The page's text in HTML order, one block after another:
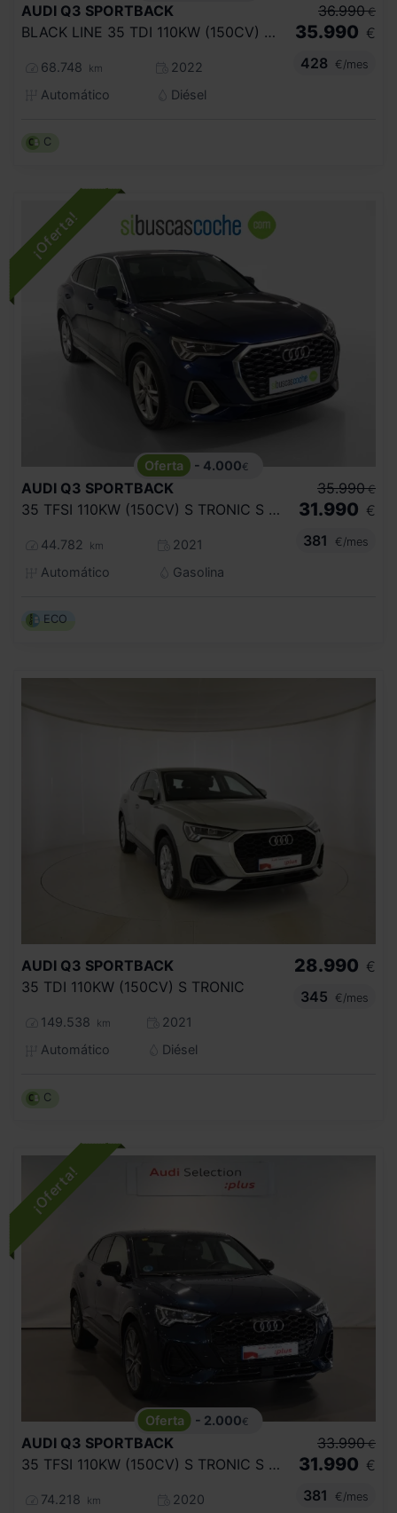
AUDI Q3 SPORTBACK
BLACK LINE 35 TDI 110KW (150CV) S TRONIC
68.748 km
2022
Automático
Diésel
36.990 €
35.990 €
428
€/mes
C
- 4.000€
AUDI Q3 SPORTBACK
35 TFSI 110KW (150CV) S TRONIC S LINE
44.782 km
2021
Automático
Gasolina
35.990 €
31.990 €
381
€/mes
ECO
AUDI Q3 SPORTBACK
35 TDI 110KW (150CV) S TRONIC
149.538 km
2021
Automático
Diésel
28.990 €
345
€/mes
C
- 2.000€
AUDI Q3 SPORTBACK
35 TFSI 110KW (150CV) S TRONIC S LINE
74.218 km 2020
33.990 €
31.990 €
381
€/mes